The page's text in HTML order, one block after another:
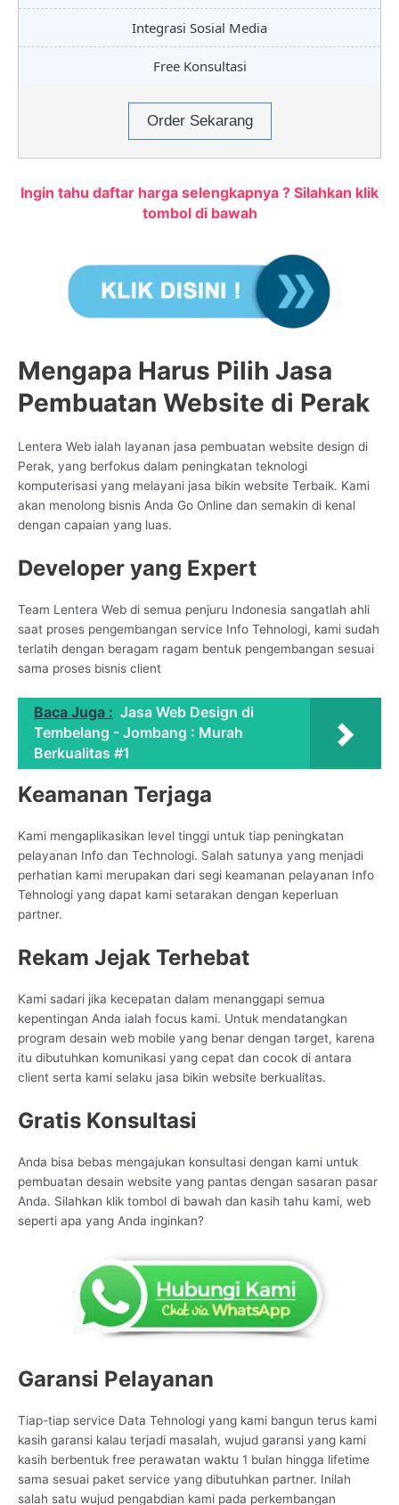
Integrasi Sosial Media
Free Konsultasi
Order Sekarang
Ingin tahu daftar harga selengkapnya ? Silahkan klik
tombol di bawah
Mengapa Harus Pilih Jasa
Pembuatan Website di Perak
Lentera Web ialah layanan jasa pembuatan website design di
Perak, yang berfokus dalam peningkatan teknologi
komputerisasi yang melayani jasa bikin website Terbaik. Kami
akan menolong bisnis Anda Go Online dan semakin di kenal
dengan capaian yang luas.
Developer yang Expert
Team Lentera Web di semua penjuru Indonesia sangatlah ahli
saat proses pengembangan service Info Tehnologi, kami sudah
terlatih dengan beragam ragam bentuk pengembangan sesuai
sama proses bisnis client
Baca Juga : Jasa Web Design di
Tembelang - Jombang : Murah
Berkualitas #1
Keamanan Terjaga
Kami mengaplikasikan level tinggi untuk tiap peningkatan
pelayanan Info dan Technologi. Salah satunya yang menjadi
perhatian kami merupakan dari segi keamanan pelayanan Info
Tehnologi yang dapat kami setarakan dengan keperluan
partner.
Rekam Jejak Terhebat
Kami sadari jika kecepatan dalam menanggapi semua
kepentingan Anda ialah focus kami. Untuk mendatangkan
program desain web mobile yang benar dengan target, karena
itu dibutuhkan komunikasi yang cepat dan cocok di antara
client serta kami selaku jasa bikin website berkualitas.
Gratis Konsultasi
Anda bisa bebas mengajukan konsultasi dengan kami untuk
pembuatan desain website yang pantas dengan sasaran pasar
Anda. Silahkan klik tombol di bawah dan kasih tahu kami, web
seperti apa yang Anda inginkan?
Garansi Pelayanan
Tiap-tiap service Data Tehnologi yang kami bangun terus kami
kasih garansi kalau terjadi masalah, wujud garansi yang kami
kasih berbentuk free perawatan waktu 1 bulan hingga lifetime
sama sesuai paket service yang dibutuhkan partner. Inilah
salah satu wujud pengabdian kami pada perkembangan